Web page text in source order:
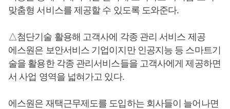
맞춤형 서비스를 제공할 수 있도록 도와준다.
△첨단기술 활용해 고객사에 각종 관리 서비스 제공
에스원은 보안서비스 기업이지만 인공지능 등 스마트기
술을 활용한 각종 관리서비스들을 고객사에게 제공하면
서 사업 영역을 넓혀가고 있다.
에스원은 재택근무제도를 도입하는 회사들이 늘어나면